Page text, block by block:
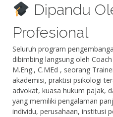
Dipandu
Profesional
Seluruh program
dibimbing langsung oleh
M.Eng., C.MEd , seorang
akademisi, praktisi psikologi
advokat, kuasa hukum pajak,
yang memiliki pengalaman
individu, perusahaan, institusi